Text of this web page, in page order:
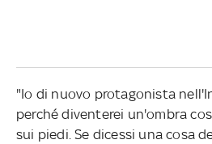
"Io di nuovo protagonista
perché diventerei un'ombra
sui piedi. Se dicessi una cosa